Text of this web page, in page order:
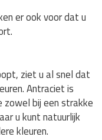
er ook voor dat u
ziet u al snel dat
Antraciet is
zowel bij een strakke
u kunt natuurlijk
kleuren.